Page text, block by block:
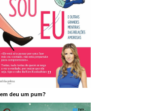
deu um pum?